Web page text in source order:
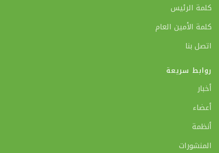
كلمة الرئيس
كلمة الأمين العام
اتصل بنا
روابط سريعة
أخبار
أعضاء
أنظمة
المنشورات